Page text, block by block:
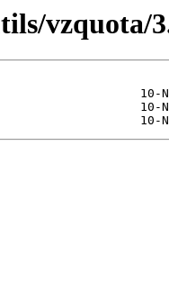
vzquota/